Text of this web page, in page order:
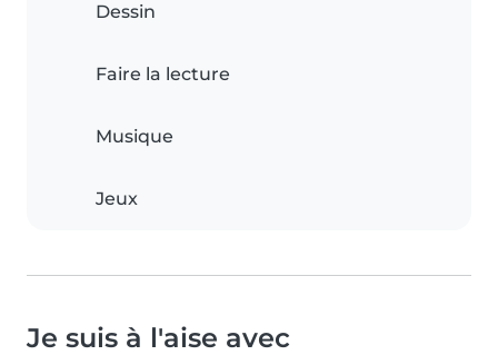
Dessin
Faire la lecture
Musique
Jeux
Je suis à l'aise avec